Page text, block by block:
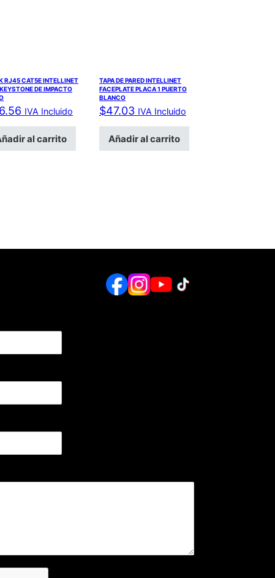
RJ45 CAT5E INTELLINET
DE IMPACTO
IVA Incluido
al carrito
TAPA DE PARED INTELLINET
FACEPLATE PLACA 1 PUERTO
BLANCO
$47.03 IVA Incluido
Añadir al carrito